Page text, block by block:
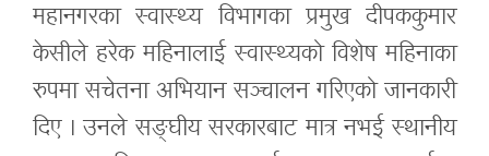
महानगरका स्वास्थ्य विभागका प्रमुख दीपककुमार
केसीले हरेक महिनालाई स्वास्थ्यको विशेष महिनाका
रुपमा सचेतना अभियान सञ्चालन गरिएको जानकारी
दिए । उनले सङ्घीय सरकारबाट मात्र नभई स्थानीय